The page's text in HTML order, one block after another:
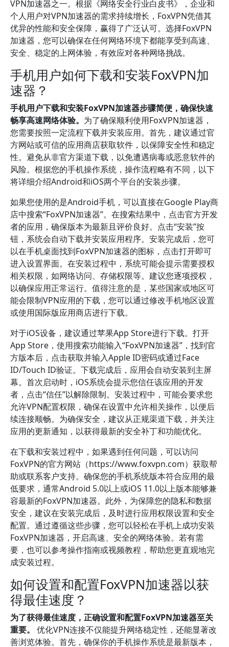
VPN加速器之一。根据《网络安全行业白皮书》，企业和
个人用户对VPN加速器的需求持续增长，FoxVPN凭借其
优异的性能和安全保障，赢得了广泛认可。选择FoxVPN
加速器，您可以确保在任何网络环境下都能享受到高速、
安全、稳定的上网体验，有效应对各种网络挑战。
手机用户如何下载和安装FoxVPN加
速器？
手机用户下载和安装FoxVPN加速器步骤简便，确保快速
畅享高速网络体验。 为了确保顺利使用FoxVPN加速器，
您需要按照一定流程下载并安装应用。首先，建议通过官
方网站或可信的应用商店获取软件，以保障安全性和稳定
性。避免从非官方渠道下载，以免遭遇病毒或恶意软件的
风险。根据您的手机操作系统，操作流程略有不同，以下
将详细介绍Android和iOS两个平台的安装步骤。
如果您使用的是Android手机，可以直接在Google Play商
店中搜索“FoxVPN加速器”。在搜索结果中，点击官方开发
者的应用，确保版本为最新且评价良好。点击“安装”按
钮，系统会自动下载并安装应用程序。安装完成后，您可
以在手机桌面找到FoxVPN加速器的图标，点击打开即可
进入设置界面。在安装过程中，系统可能会提示需要授权
相关权限，如网络访问、存储权限等。建议您逐项授权，
以确保应用正常运行。值得注意的是，某些国家或地区可
能会限制VPN应用的下载，您可以通过修改手机地区设置
或使用国际版应用商店进行下载。
对于iOS设备，建议通过苹果App Store进行下载。打开
App Store，使用搜索功能输入“FoxVPN加速器”，找到官
方版本后，点击获取并输入Apple ID密码或通过Face
ID/Touch ID验证。下载完成后，应用会自动安装到主屏
幕。首次启动时，iOS系统会提示您信任该应用的开发
者，点击“信任”以解除限制。安装过程中，可能会要求您
允许VPN配置权限，确保在设置中允许相关操作，以便后
续连接顺畅。为确保安全，建议从正规渠道下载，并关注
应用的更新通知，以获得最新的安全补丁和功能优化。
在下载和安装过程中，如果遇到任何问题，可以访问
FoxVPN的官方网站（https://www.foxvpn.com）获取帮
助或联系客户支持。确保您的手机系统版本符合应用的最
低要求，通常Android 5.0以上或iOS 11.0以上版本能够兼
容最新的FoxVPN加速器。此外，为保障您的隐私和数据
安全，建议在安装完成后，及时进行应用权限设置和安全
配置。通过遵循这些步骤，您可以轻松在手机上成功安装
FoxVPN加速器，开启高速、安全的网络体验。若有需
要，也可以参考操作指南或视频教程，帮助您更直观地完
成安装过程。
如何设置和配置FoxVPN加速器以获
得最佳速度？
为了获得最佳速度，正确设置和配置FoxVPN加速器至关
重要。
优化VPN连接不仅能提升网络稳定性，还能显著改
善浏览体验。首先，确保你的手机操作系统是最新版本，